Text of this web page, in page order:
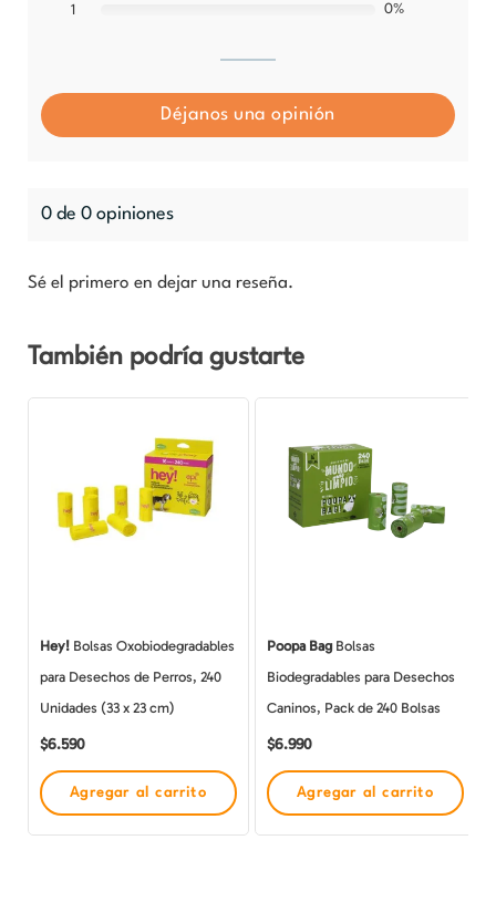
1 0%
Déjanos una opinión
0 de 0 opiniones
Sé el primero en dejar una reseña.
También podría gustarte
Hey! Bolsas Oxobiodegradables
para Desechos de Perros, 240
Unidades (33 x 23 cm)
$6.590
Agregar al carrito
Poopa BagBolsas
Biodegradables para Desechos
Caninos, Pack de 240 Bolsas
$6.990
Agregar al carrito